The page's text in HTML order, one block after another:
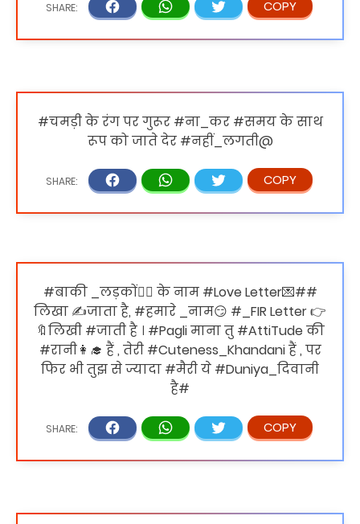
#चमड़ी के रंग पर गुरूर #ना_कर #समय के साथ
रूप को जाते देर #नहीं_लगती@
#बाकी _लड़कों🙎‍♂️ के नाम #Love Letter💌##
लिखा ✍जाता है, #हमारे _नाम😏 #_FIR Letter 👉
🔖लिखी #जाती है । #‎Pagli‬ माना तु ‪#‎AttiTude‬ की
‪#‎रानी👩‍🎓‬ हैं , तेरी ‪#‎Cuteness_Khandani‬ हैं , पर
फिर भी तुझ से ज्यादा ‪#‎मैरी‬ ये ‪#‎Duniya_दिवानी‬
है#‬‬‬‬‬